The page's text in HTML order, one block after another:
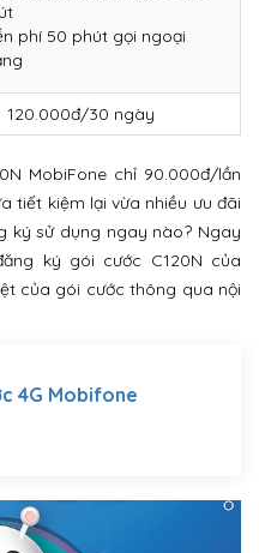
phí 50 phút gọi ngoại
120.000đ/30 ngày
MobiFone chỉ 90.000đ/lần
tiết kiệm lại vừa nhiều ưu đãi
ký sử dụng ngay nào? Ngay
ký gói cước C120N của
của gói cước thông qua nội
4G Mobifone